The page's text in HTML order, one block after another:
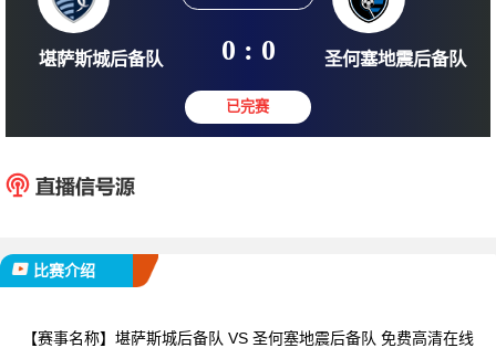
美预备联
2026-07-08 10:00:00
0 : 0
比赛介绍
【赛事名称】 堪萨斯城后备队 VS 圣何塞地震后备队 免费高清在线